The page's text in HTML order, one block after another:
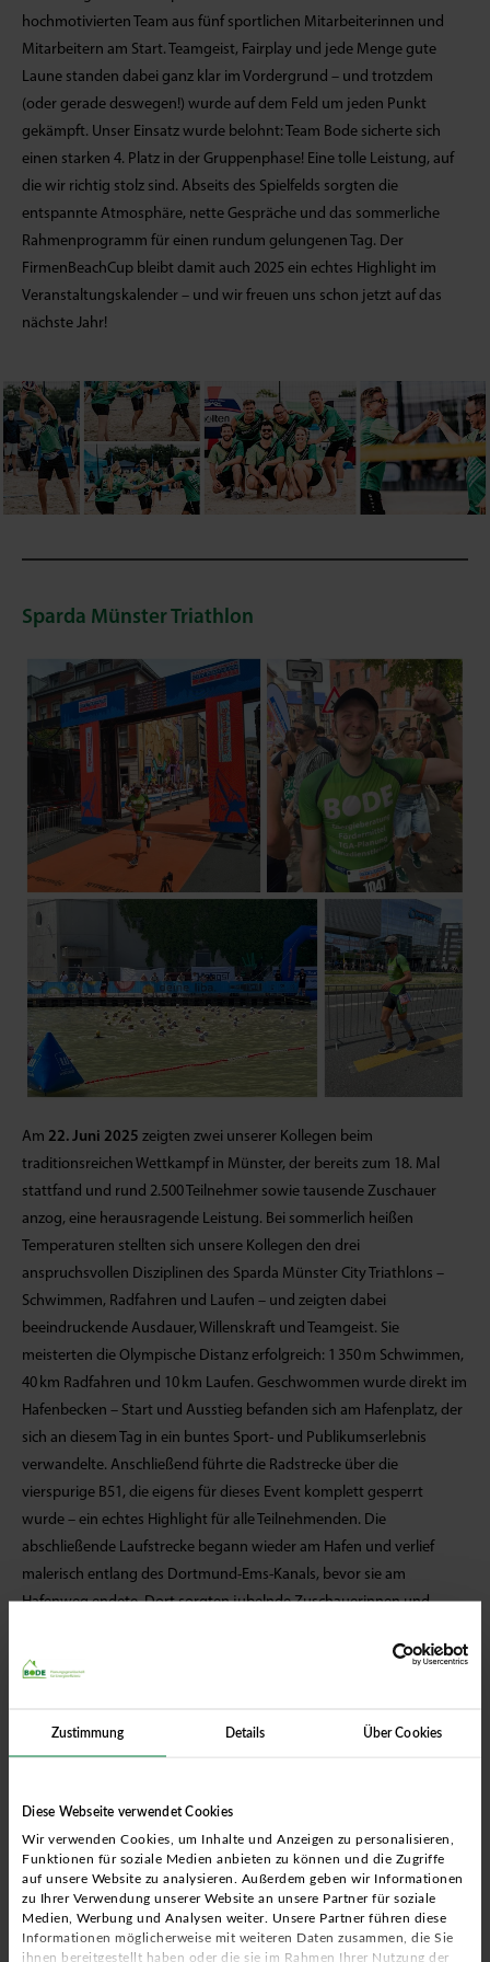
Zustimmung Details Über Cookies
Diese Webseite verwendet Cookies
Wir verwenden Cookies, um Inhalte und Anzeigen zu personalisieren,
Funktionen für soziale Medien anbieten zu können und die Zugriffe
auf unsere Website zu analysieren. Außerdem geben wir Informationen
zu Ihrer Verwendung unserer Website an unsere Partner für soziale
Medien, Werbung und Analysen weiter. Unsere Partner führen diese
Informationen möglicherweise mit weiteren Daten zusammen, die Sie
ihnen bereitgestellt haben oder die sie im Rahmen Ihrer Nutzung der
hochmotivierten Team aus fünf sportlichen Mitarbeiterinnen und
Mitarbeitern am Start. Teamgeist, Fairplay und jede Menge gute
Laune standen dabei ganz klar im Vordergrund – und trotzdem
(oder gerade deswegen!) wurde auf dem Feld um jeden Punkt
gekämpft. Unser Einsatz wurde belohnt: Team Bode sicherte sich
einen starken 4. Platz in der Gruppenphase! Eine tolle Leistung, auf
die wir richtig stolz sind. Abseits des Spielfelds sorgten die
entspannte Atmosphäre, nette Gespräche und das sommerliche
Rahmenprogramm für einen rundum gelungenen Tag. Der
FirmenBeachCup bleibt damit auch 2025 ein echtes Highlight im
Veranstaltungskalender – und wir freuen uns schon jetzt auf das
nächste Jahr!
Sparda Münster Triathlon
Am 22. Juni 2025 zeigten zwei unserer Kollegen beim
traditionsreichen Wettkampf in Münster, der bereits zum 18. Mal
stattfand und rund 2.500 Teilnehmer sowie tausende Zuschauer
anzog, eine herausragende Leistung. Bei sommerlich heißen
Temperaturen stellten sich unsere Kollegen den drei
anspruchsvollen Disziplinen des Sparda Münster City Triathlons –
Schwimmen, Radfahren und Laufen – und zeigten dabei
beeindruckende Ausdauer, Willenskraft und Teamgeist. Sie
meisterten die Olympische Distanz erfolgreich: 1 350 m Schwimmen,
40 km Radfahren und 10 km Laufen. Geschwommen wurde direkt im
Hafenbecken – Start und Ausstieg befanden sich am Hafenplatz, der
sich an diesem Tag in ein buntes Sport- und Publikumserlebnis
verwandelte. Anschließend führte die Radstrecke über die
vierspurige B51, die eigens für dieses Event komplett gesperrt
wurde – ein echtes Highlight für alle Teilnehmenden. Die
abschließende Laufstrecke begann wieder am Hafen und verlief
malerisch entlang des Dortmund-Ems-Kanals, bevor sie am
Hafenweg endete. Dort sorgten jubelnde Zuschauerinnen und
stolz auf die großartige sportliche Leistung unserer beiden Kollegen.
BBS Altstadtlauf des LTV Lippstadt teilgenommen. Die Strecke des
diesjährigen Firmenlaufes, den unsere engagierten Mitarbeiterinnen
und Mitarbeiter erfolgreich gemeistert haben, führte über 5
Kilometer quer durch die Lippstädter Innenstadt. Insgesamt